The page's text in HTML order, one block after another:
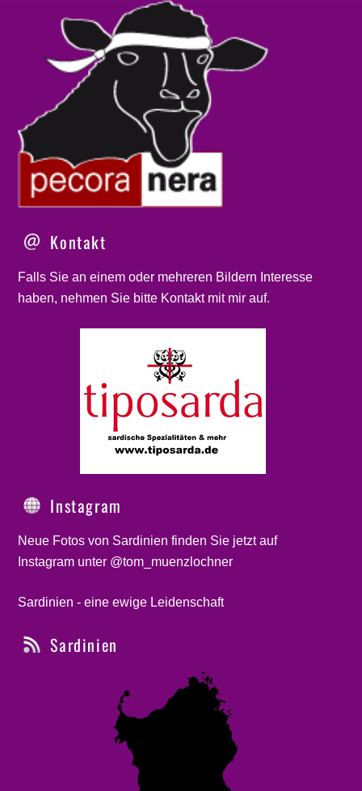
Kontakt
Falls Sie an einem oder mehreren Bildern Interesse
haben, nehmen Sie bitte Kontaktmit mir auf.
Instagram
Neue Fotos von Sardinien finden Sie jetzt auf
Instagram unter @tom_muenzlochner
Sardinien - eine ewige Leidenschaft
Sardinien